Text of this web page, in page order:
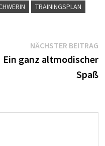
TRAININGSPLAN
NÄCHSTER BEITRAG
Ein ganz altmodischer
Spaß